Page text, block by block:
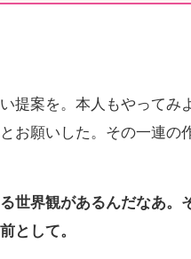
提案を。本人もやってみ
お願いした。その一連の
世界観があるんだなあ。
として。